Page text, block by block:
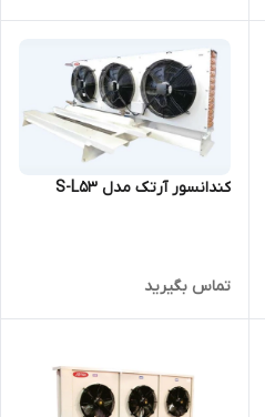
کندانسور آرتک مدل S-L53
تماس بگیرید